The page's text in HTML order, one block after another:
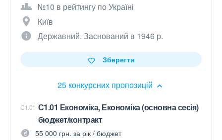
№10 в рейтингу по Україні
Київ
Державний. Заснований в 1946 р.
25 конкурсних пропозицій
Зберегти
C1.01 С1.01 Економіка, Економіка (основна сесія)
бюджет/контракт
55 000 грн. за рік / бюджет